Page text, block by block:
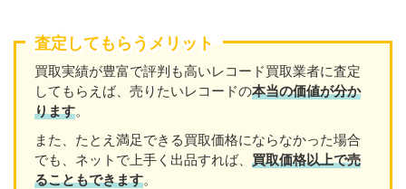
査定してもらうメリット
買取実績が豊富で評判も高いレコード買取業者に査定
してもらえば、売りたいレコードの本当の価値が分か
ります。
また、たとえ満足できる買取価格にならなかった場合
でも、ネットで上手く出品すれば、 買取価格以上で売
ることもできます。